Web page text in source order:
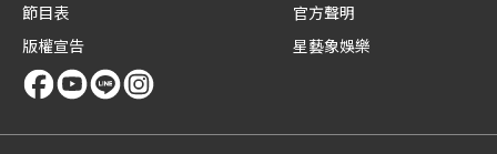
節目表
版權宣告
官方聲明
星藝象娛樂